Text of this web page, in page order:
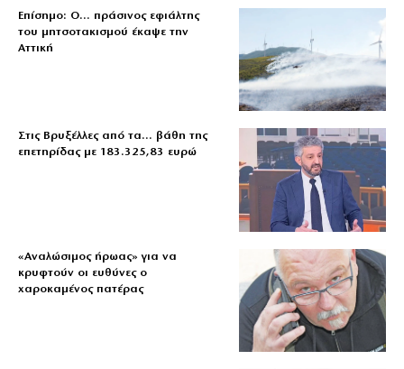
Επίσημο: Ο… πράσινος εφιάλτης
του μητσοτακισμού έκαψε την
Αττική
Στις Βρυξέλλες από τα… βάθη της
επετηρίδας με 183.325,83 ευρώ
«Aναλώσιμος ήρωας» για να
κρυφτούν οι ευθύνες ο
χαροκαμένος πατέρας